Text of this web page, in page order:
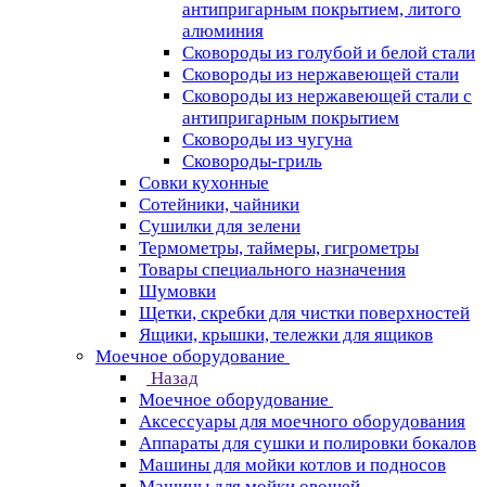
антипригарным покрытием, литого
алюминия
Сковороды из голубой и белой стали
Сковороды из нержавеющей стали
Сковороды из нержавеющей стали с
антипригарным покрытием
Сковороды из чугуна
Сковороды-гриль
Совки кухонные
Сотейники, чайники
Сушилки для зелени
Термометры, таймеры, гигрометры
Товары специального назначения
Шумовки
Щетки, скребки для чистки поверхностей
Ящики, крышки, тележки для ящиков
Моечное оборудование
Назад
Моечное оборудование
Аксессуары для моечного оборудования
Аппараты для сушки и полировки бокалов
Машины для мойки котлов и подносов